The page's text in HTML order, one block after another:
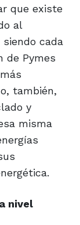
que existe
al
cada
de Pymes
también,
y
misma
nivel